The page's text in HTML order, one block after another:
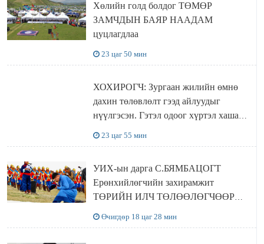
Хөлийн голд болдог ТӨМӨР
ЗАМЧДЫН БАЯР НААДАМ
цуцлагдлаа
23 цаг 50 мин
ХОХИРОГЧ: Зургаан жилийн өмнө
дахин төлөвлөлт гээд айлуудыг
нүүлгэсэн. Гэтэл одоог хүртэл хашаа
23 цаг 55 мин
УИХ-ын дарга С.БЯМБАЦОГТ
Ерөнхийлөгчийн захирамжит
ТӨРИЙН ИЛЧ ТӨЛӨӨЛӨГЧӨӨР
Өчигдөр 18 цаг 28 мин